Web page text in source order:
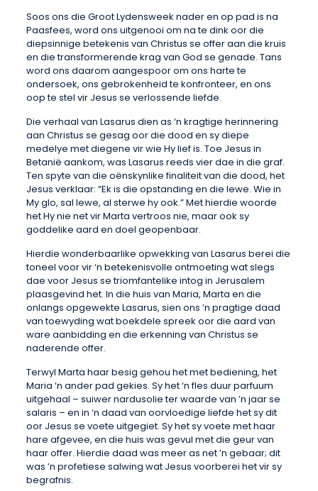
Soos ons die Groot Lydensweek nader en op pad is na
Paasfees, word ons uitgenooi om na te dink oor die
diepsinnige betekenis van Christus se offer aan die kruis
en die transformerende krag van God se genade. Tans
word ons daarom aangespoor om ons harte te
ondersoek, ons gebrokenheid te konfronteer, en ons
oop te stel vir Jesus se verlossende liefde.
Die verhaal van Lasarus dien as ‘n kragtige herinnering
aan Christus se gesag oor die dood en sy diepe
medelye met diegene vir wie Hy lief is. Toe Jesus in
Betanië aankom, was Lasarus reeds vier dae in die graf.
Ten spyte van die oënskynlike finaliteit van die dood, het
Jesus verklaar: “Ek is die opstanding en die lewe. Wie in
My glo, sal lewe, al sterwe hy ook.” Met hierdie woorde
het Hy nie net vir Marta vertroos nie, maar ook sy
goddelike aard en doel geopenbaar.
Hierdie wonderbaarlike opwekking van Lasarus berei die
toneel voor vir ‘n betekenisvolle ontmoeting wat slegs
dae voor Jesus se triomfantelike intog in Jerusalem
plaasgevind het. In die huis van Maria, Marta en die
onlangs opgewekte Lasarus, sien ons ’n pragtige daad
van toewyding wat boekdele spreek oor die aard van
ware aanbidding en die erkenning van Christus se
naderende offer.
Terwyl Marta haar besig gehou het met bediening, het
Maria ‘n ander pad gekies. Sy het ‘n fles duur parfuum
uitgehaal – suiwer nardusolie ter waarde van ’n jaar se
salaris – en in ’n daad van oorvloedige liefde het sy dit
oor Jesus se voete uitgegiet. Sy het sy voete met haar
hare afgevee, en die huis was gevul met die geur van
haar offer. Hierdie daad was meer as net ’n gebaar; dit
was ’n profetiese salwing wat Jesus voorberei het vir sy
begrafnis.